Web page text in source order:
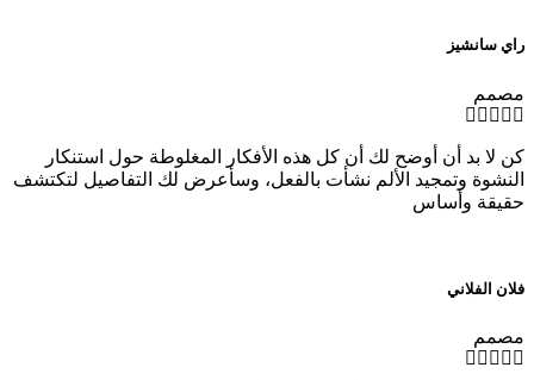
راي سانشيز
مصمم
كن لا بد أن أوضح لك أن كل هذه الأفكار المغلوطة حول استنكار
النشوة وتمجيد الألم نشأت بالفعل، وسأعرض لك التفاصيل لتكتشف
حقيقة وأساس
فلان الفلاني
مصمم